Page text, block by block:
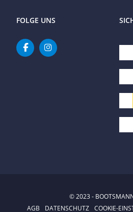
FOLGE UNS
© 2023 -
AGB
DATENSCHUTZ COOKIE-